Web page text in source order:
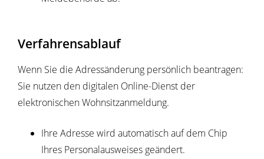
Verfahrensablauf
Wenn Sie die Adressänderung persönlich beantragen:
Sie nutzen den digitalen Online-Dienst der
elektronischen Wohnsitzanmeldung.
Ihre Adresse wird automatisch auf dem Chip
Ihres Personalausweises geändert.